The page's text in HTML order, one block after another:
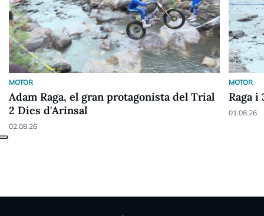
MOTOR
Adam Raga, el gran protagonista del Trial
2 Dies d'Arinsal
02.08.26
MOTOR
Raga i
01.08.26